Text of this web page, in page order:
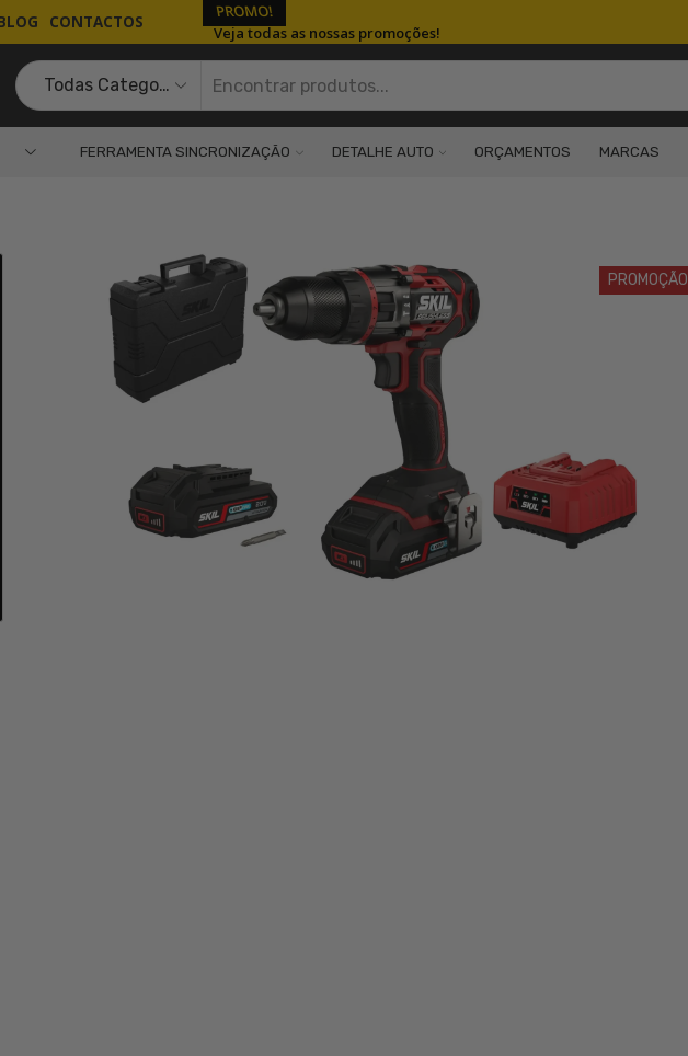
CONTACTOS
PROMO!
Veja todas as nossas promoções!
FERRAMENTA SINCRONIZAÇÃO DETALHE AUTO ORÇAMENTOS MARCAS
PROMOÇÃO